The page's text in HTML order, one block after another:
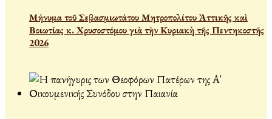
Μήνυμα τοῦ Σεβασμιωτάτου Μητροπολίτου Ἀττικῆς καὶ
Βοιωτίας κ. Χρυσοστόμου γιὰ τὴν Κυριακὴ τῆς Πεντηκοστῆς
2026